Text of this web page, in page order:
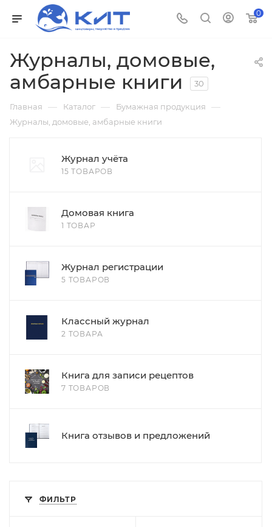
0
Журналы, домовые,
амбарные книги
30
Главная — Каталог — Бумажная продукция —
Журналы, домовые, амбарные книги
Журнал учёта
15 ТОВАРОВ
Домовая книга
1 ТОВАР
Журнал регистрации
5 ТОВАРОВ
Классный журнал
2 ТОВАРА
Книга для записи рецептов
7 ТОВАРОВ
Книга отзывов и предложений
ФИЛЬТР